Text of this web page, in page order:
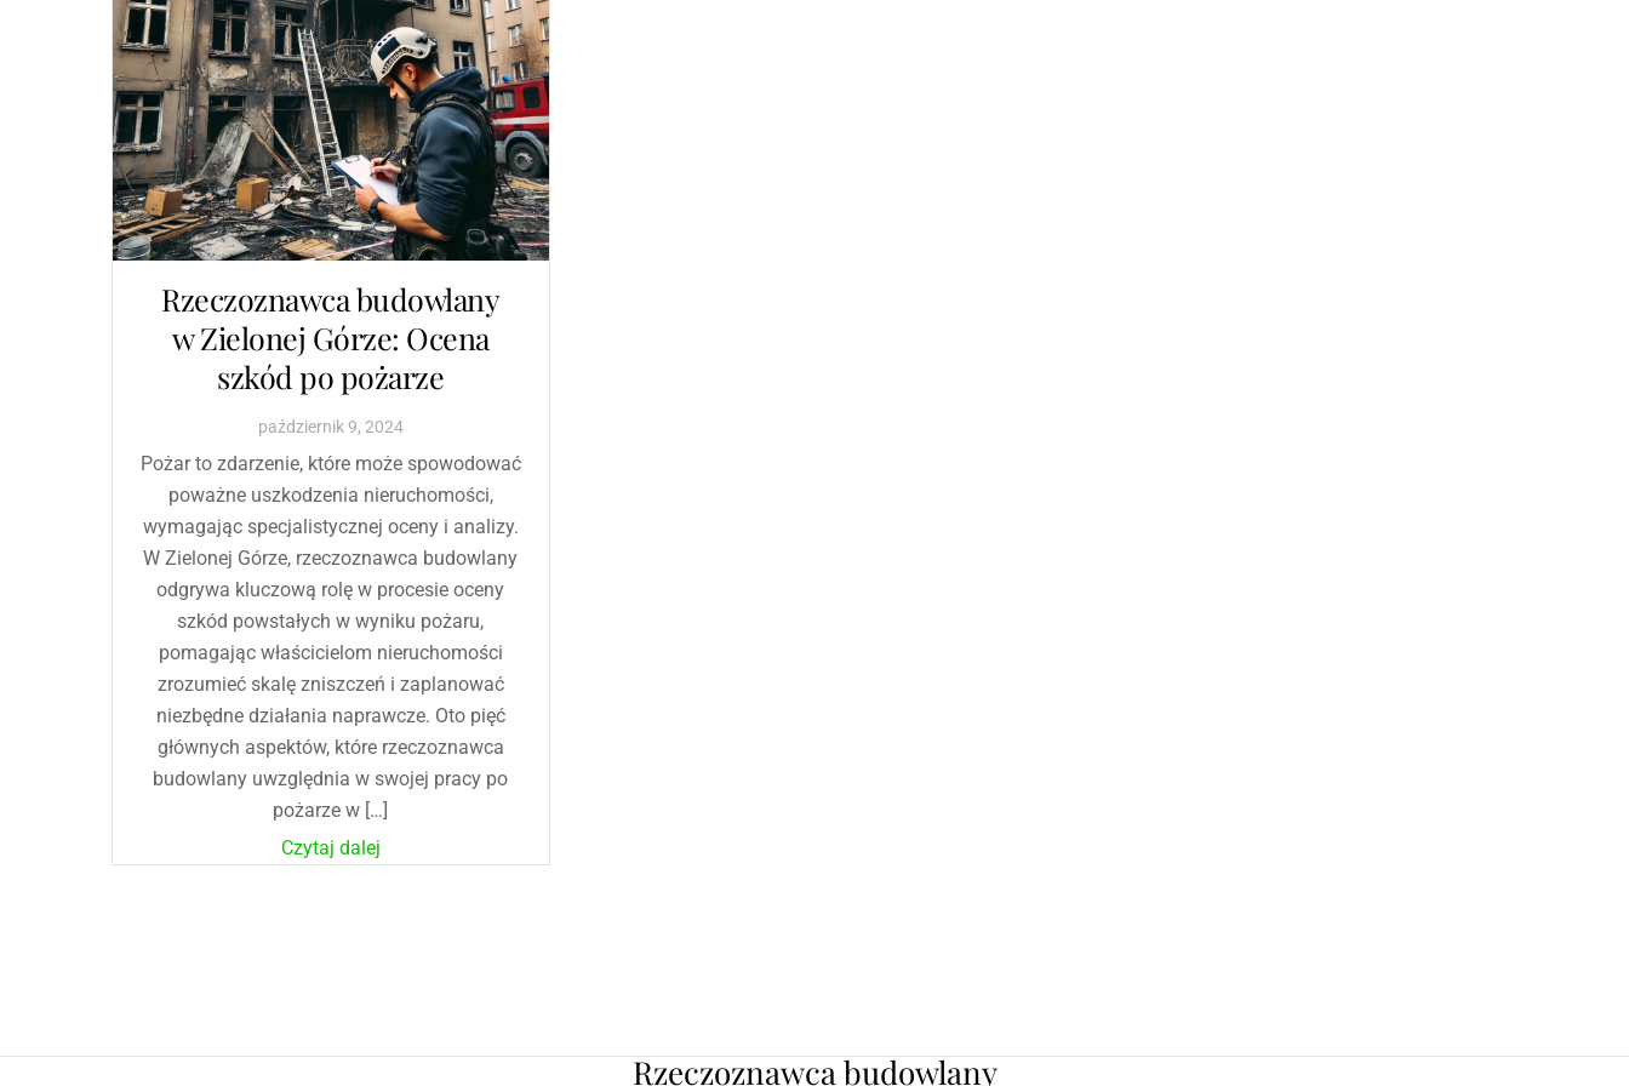
Rzeczoznawca budowlany
w Zielonej Górze: Ocena
szkód po pożarze
październik 9, 2024
Pożar to zdarzenie, które może spowodować
poważne uszkodzenia nieruchomości,
wymagając specjalistycznej oceny i analizy.
W Zielonej Górze, rzeczoznawca budowlany
odgrywa kluczową rolę w procesie oceny
szkód powstałych w wyniku pożaru,
pomagając właścicielom nieruchomości
zrozumieć skalę zniszczeń i zaplanować
niezbędne działania naprawcze. Oto pięć
głównych aspektów, które rzeczoznawca
budowlany uwzględnia w swojej pracy po
pożarze w […]
Czytaj dalej
Rzeczoznawca budowlany